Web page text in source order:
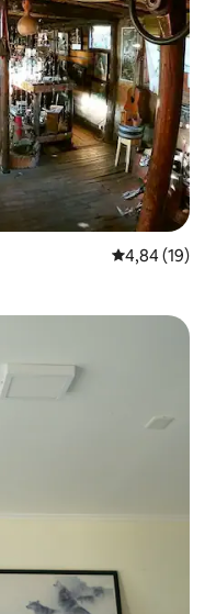
Средна
4,84 (19)